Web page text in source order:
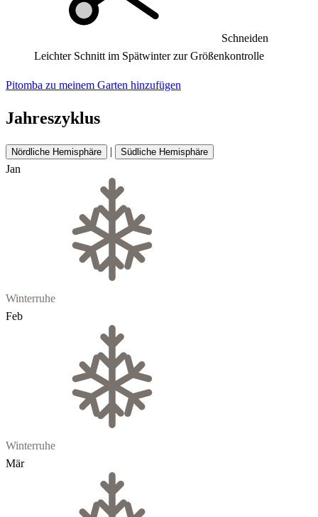
Schneiden
Leichter Schnitt im Spätwinter zur Größenkontrolle
Pitomba zu meinem Garten hinzufügen
Jahreszyklus
Nördliche Hemisphäre | Südliche Hemisphäre
Jan
Winterruhe
Feb
Winterruhe
Mär